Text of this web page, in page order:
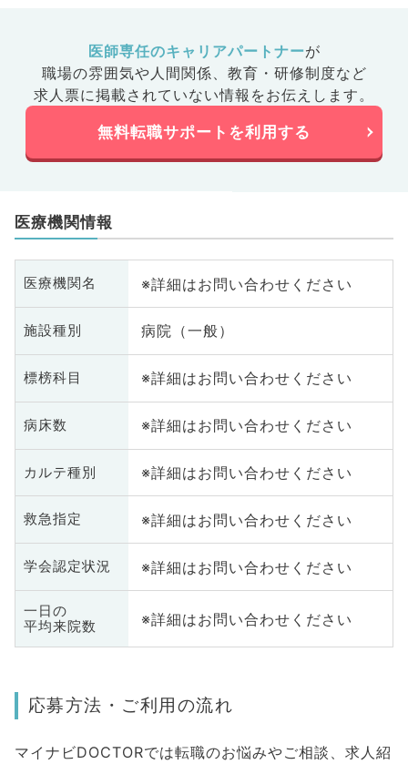
医師専任のキャリアパートナーが
職場の雰囲気や人間関係、 教育・研修制度など
求人票に掲載されていない情報をお伝えします。
無料転職サポートを利用する
医療機関情報
医療機関名 ※詳細はお問い合わせください
施設種別 病院（一般）
標榜科目 ※詳細はお問い合わせください
病床数 ※詳細はお問い合わせください
カルテ種別 ※詳細はお問い合わせください
救急指定 ※詳細はお問い合わせください
学会認定状況 ※詳細はお問い合わせください
一日の
平均来院数
※詳細はお問い合わせください
応募方法・ご利用の流れ
マイナビDOCTORでは転職のお悩みやご相談、求人紹